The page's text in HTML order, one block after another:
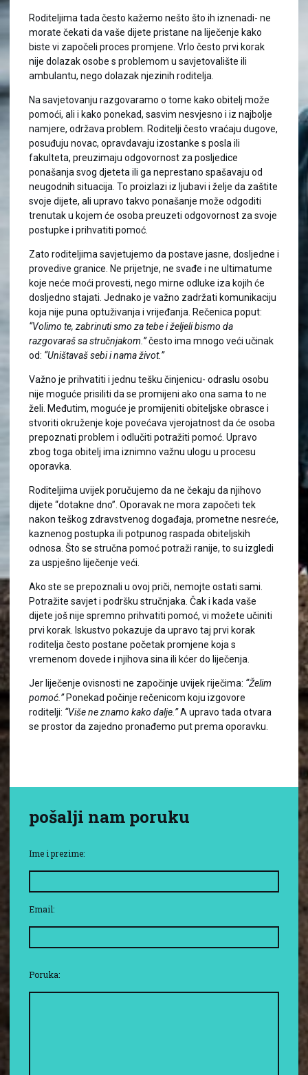
Roditeljima tada često kažemo nešto što ih iznenadi- ne
morate čekati da vaše dijete pristane na liječenje kako
biste vi započeli proces promjene. Vrlo često prvi korak
nije dolazak osobe s problemom u savjetovalište ili
ambulantu, nego dolazak njezinih roditelja.
Na savjetovanju razgovaramo o tome kako obitelj može
pomoći, ali i kako ponekad, sasvim nesvjesno i iz najbolje
namjere, održava problem. Roditelji često vraćaju dugove,
posuđuju novac, opravdavaju izostanke s posla ili
fakulteta, preuzimaju odgovornost za posljedice
ponašanja svog djeteta ili ga neprestano spašavaju od
neugodnih situacija. To proizlazi iz ljubavi i želje da zaštite
svoje dijete, ali upravo takvo ponašanje može odgoditi
trenutak u kojem će osoba preuzeti odgovornost za svoje
postupke i prihvatiti pomoć.
Zato roditeljima savjetujemo da postave jasne, dosljedne i
provedive granice. Ne prijetnje, ne svađe i ne ultimatume
koje neće moći provesti, nego mirne odluke iza kojih će
dosljedno stajati. Jednako je važno zadržati komunikaciju
koja nije puna optuživanja i vrijeđanja. Rečenica poput:
“Volimo te, zabrinuti smo za tebe i željeli bismo da
razgovaraš sa stručnjakom.”često ima mnogo veći učinak
od: “Uništavaš sebi i nama život.”
Važno je prihvatiti i jednu tešku činjenicu- odraslu osobu
nije moguće prisiliti da se promijeni ako ona sama to ne
želi. Međutim, moguće je promijeniti obiteljske obrasce i
stvoriti okruženje koje povećava vjerojatnost da će osoba
prepoznati problem i odlučiti potražiti pomoć. Upravo
zbog toga obitelj ima iznimno važnu ulogu u procesu
oporavka.
Roditeljima uvijek poručujemo da ne čekaju da njihovo
dijete “dotakne dno”. Oporavak ne mora započeti tek
nakon teškog zdravstvenog događaja, prometne nesreće,
kaznenog postupka ili potpunog raspada obiteljskih
odnosa. Što se stručna pomoć potraži ranije, to su izgledi
za uspješno liječenje veći.
Ako ste se prepoznali u ovoj priči, nemojte ostati sami.
Potražite savjet i podršku stručnjaka. Čak i kada vaše
dijete još nije spremno prihvatiti pomoć, vi možete učiniti
prvi korak. Iskustvo pokazuje da upravo taj prvi korak
roditelja često postane početak promjene koja s
vremenom dovede i njihova sina ili kćer do liječenja.
Jer liječenje ovisnosti ne započinje uvijek riječima: “Želim
pomoć.”Ponekad počinje rečenicom koju izgovore
roditelji: “Više ne znamo kako dalje.”A upravo tada otvara
se prostor da zajedno pronađemo put prema oporavku.
pošalji nam poruku
Ime i prezime:
Email:
Poruka: